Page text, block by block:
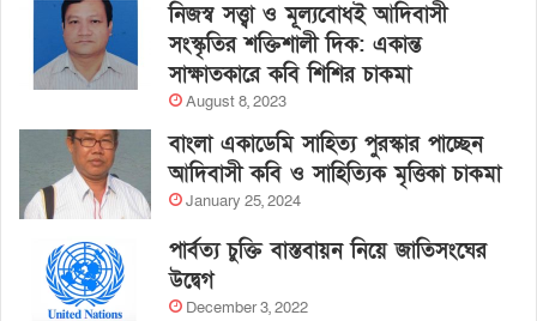
নিজস্ব সত্ত্বা ও মূল্যবোধই আদিবাসী
সংস্কৃতির শক্তিশালী দিক: একান্ত
সাক্ষাতকারে কবি শিশির চাকমা
August 8, 2023
বাংলা একাডেমি সাহিত্য পুরস্কার পাচ্ছেন
আদিবাসী কবি ও সাহিত্যিক মৃত্তিকা চাকমা
January 25, 2024
পার্বত্য চুক্তি বাস্তবায়ন নিয়ে জাতিসংঘের
উদ্বেগ
December 3, 2022